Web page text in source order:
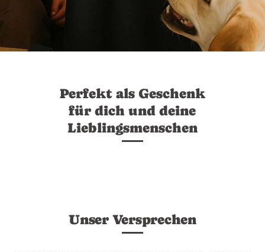
Perfekt als Geschenk
für dich und deine
Lieblingsmenschen
Unser Versprechen